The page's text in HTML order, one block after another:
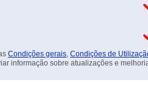
Condições gerais, Condições de
informação sobre atualizações e